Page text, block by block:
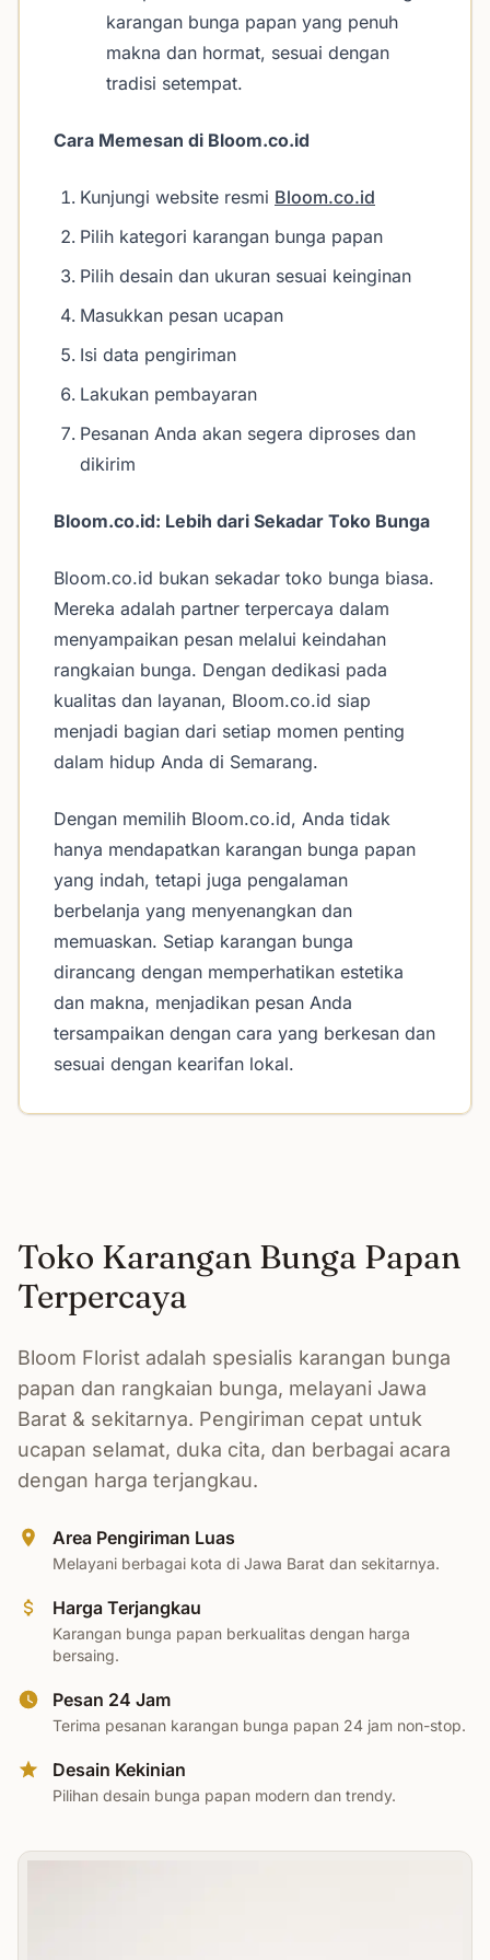
karangan bunga papan yang penuh
makna dan hormat, sesuai dengan
tradisi setempat.
Cara Memesan di Bloom.co.id
Kunjungi website resmi Bloom.co.id
Pilih kategori karangan bunga papan
Pilih desain dan ukuran sesuai keinginan
Masukkan pesan ucapan
Isi data pengiriman
Lakukan pembayaran
Pesanan Anda akan segera diproses dan
dikirim
Bloom.co.id: Lebih dari Sekadar Toko Bunga
Bloom.co.id bukan sekadar toko bunga biasa.
Mereka adalah partner terpercaya dalam
menyampaikan pesan melalui keindahan
rangkaian bunga. Dengan dedikasi pada
kualitas dan layanan, Bloom.co.id siap
menjadi bagian dari setiap momen penting
dalam hidup Anda di Semarang.
Dengan memilih Bloom.co.id, Anda tidak
hanya mendapatkan karangan bunga papan
yang indah, tetapi juga pengalaman
berbelanja yang menyenangkan dan
memuaskan. Setiap karangan bunga
dirancang dengan memperhatikan estetika
dan makna, menjadikan pesan Anda
tersampaikan dengan cara yang berkesan dan
sesuai dengan kearifan lokal.
Toko Karangan Bunga Papan
Terpercaya
Bloom Florist adalah spesialis karangan bunga
papan dan rangkaian bunga, melayani Jawa
Barat & sekitarnya. Pengiriman cepat untuk
ucapan selamat, duka cita, dan berbagai acara
dengan harga terjangkau.
Area Pengiriman Luas
Melayani berbagai kota di Jawa Barat dan sekitarnya.
Harga Terjangkau
Karangan bunga papan berkualitas dengan harga
bersaing.
Pesan 24 Jam
Terima pesanan karangan bunga papan 24 jam non-stop.
Desain Kekinian
Pilihan desain bunga papan modern dan trendy.